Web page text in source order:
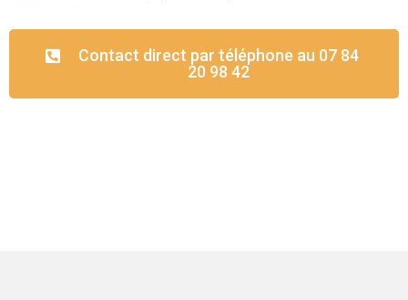
Contact direct par téléphone au 07 84
20 98 42